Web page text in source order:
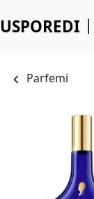
USPOREDI
Parfemi